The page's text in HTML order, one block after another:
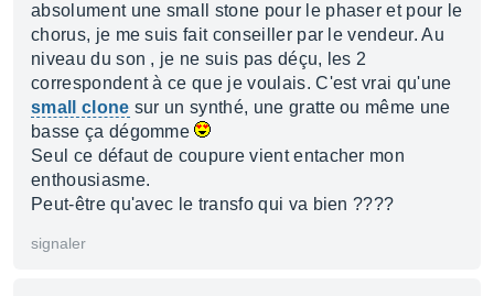
absolument une small stone pour le phaser et pour le
chorus, je me suis fait conseiller par le vendeur. Au
niveau du son , je ne suis pas déçu, les 2
correspondent à ce que je voulais. C'est vrai qu'une
small clone sur un synthé, une gratte ou même une
basse ça dégomme
Seul ce défaut de coupure vient entacher mon
enthousiasme.
Peut-être qu'avec le transfo qui va bien ????
signaler